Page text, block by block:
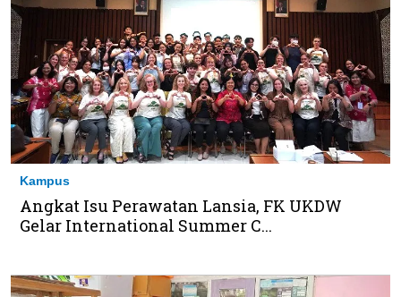
Kampus
Angkat Isu Perawatan Lansia, FK UKDW
Gelar International Summer C...